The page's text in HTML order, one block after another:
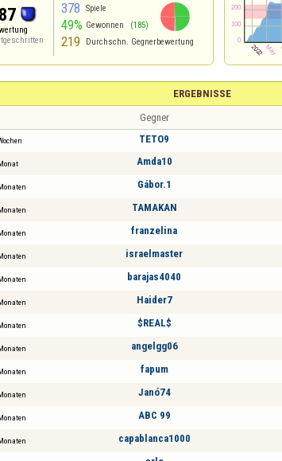
378 Spiele
49% Gewonnen (185)
219 Durchschn. Gegnerbewertung
ERGEBNISSE
Gegner
TETO9
Amda10
Gábor.1
TAMAKAN
franzelina
israelmaster
barajas4040
Haider7
$REAL$
angelgg06
fapum
Janó74
ABC 99
capablanca1000